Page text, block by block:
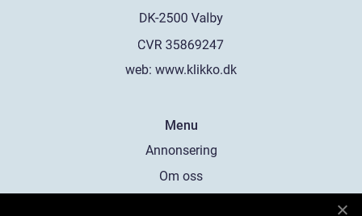
web: www.klikko.dk
Menu
Annonsering
Om oss